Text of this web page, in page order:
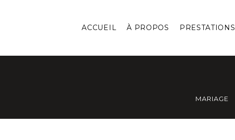
ACCUEIL À PROPOS PRESTATIONS
MARIAGE